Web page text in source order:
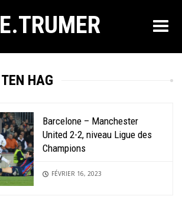
E.TRUMER
TEN HAG
Barcelone – Manchester
United 2-2, niveau Ligue des
Champions
FÉVRIER 16, 2023